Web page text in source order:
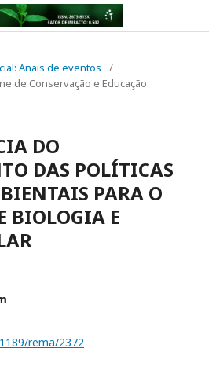
Anais de eventos
/
de Conservação e Educação
DO
DAS POLÍTICAS
PARA O
BIOLOGIA E
rema/2372